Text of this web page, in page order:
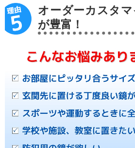
オーダーカスタ
が豊富！